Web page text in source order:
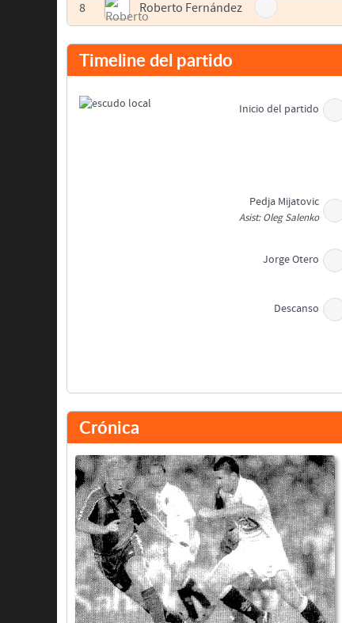
8 Roberto Fernández
Timeline del partido
Inicio del partido
Pedja Mijatovic
Asist: Oleg Salenko
Jorge Otero
Descanso
Vicente Engonga
Álvaro Cervera
Crónica